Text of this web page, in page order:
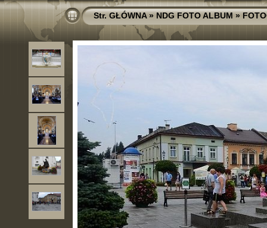
Str. GŁÓWNA»NDG FOTO ALBUM»